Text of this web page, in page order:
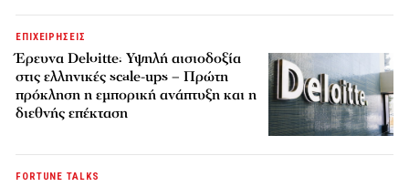
ΕΠΙΧΕΙΡΗΣΕΙΣ
Έρευνα Deloitte: Υψηλή αισιοδοξία
στις ελληνικές scale-ups – Πρώτη
πρόκληση η εμπορική ανάπτυξη και η
διεθνής επέκταση
FORTUNE TALKS